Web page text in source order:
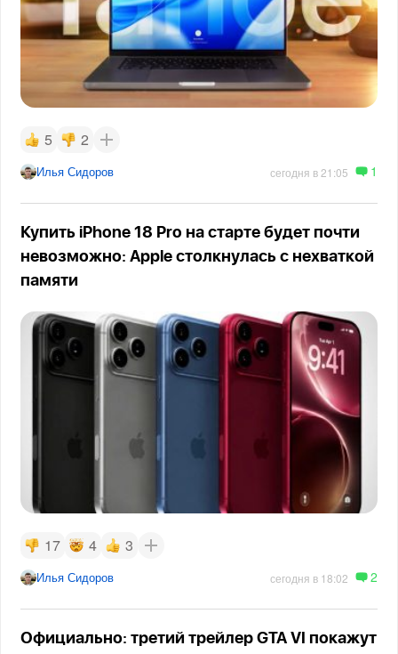
5 2
Илья Сидоров сегодня в 21:05 1
Купить iPhone 18 Pro на старте будет почти
невозможно: Apple столкнулась с нехваткой
памяти
17 4 3
Илья Сидоров сегодня в 18:02 2
Официально: третий трейлер GTA VI покажут